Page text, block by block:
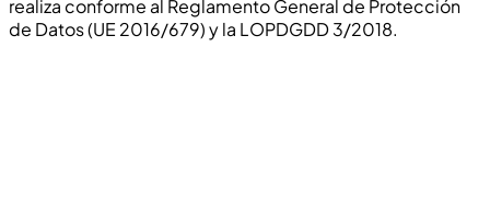
realiza conforme al Reglamento General de Protección
de Datos (UE 2016/679) y la LOPDGDD 3/2018.